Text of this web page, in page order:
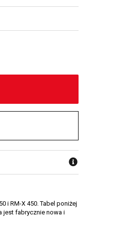
i RM-X 450. Tabel poniżej
jest fabrycznie nowa i